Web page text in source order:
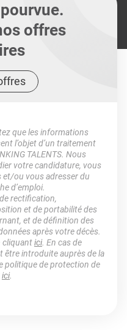
offres
que les informations
l’objet d’un traitement
TALENTS. Nous
votre candidature, vous
et/ou vous adresser du
d’emploi.
rectification,
et de portabilité des
et de définition des
après votre décès.
cliquantici. En cas de
être introduite auprès de la
politique de protection de
ici.